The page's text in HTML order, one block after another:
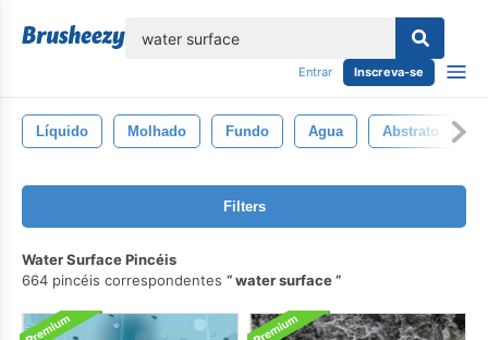
Entrar Inscreva-se
Líquido Molhado Fundo Agua Abstrato
Filters
Water Surface Pincéis
664 pincéis correspondentes
water surface